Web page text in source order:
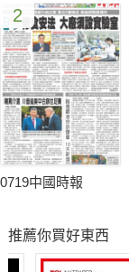
2
0719中國時報
推薦你買好東西